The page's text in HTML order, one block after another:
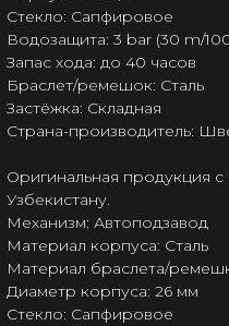
Стекло: Сапфировое
Водозащита: 3 bar (30 m/
Запас хода: до 40 часов
Браслет/ремешок: Сталь
Застёжка: Складная
Страна-производитель:
Оригинальная продукция
Узбекистану.
Механизм: Автоподзавод
Материал корпуса: Сталь
Материал браслета/
Диаметр корпуса: 26 мм
Стекло: Сапфировое